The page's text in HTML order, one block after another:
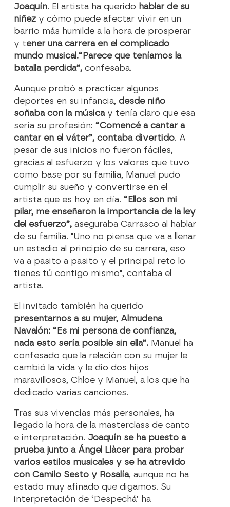
Joaquín. El artista ha querido hablar de su
niñez y cómo puede afectar vivir en un
barrio más humilde a la hora de prosperar
y tener una carrera en el complicado
mundo musical.“Parece que teníamos la
batalla perdida”,confesaba.
Aunque probó a practicar algunos
deportes en su infancia,desde niño
soñaba con la música y tenía claro que esa
sería su profesión:“Comencé a cantar a
cantar en el váter”, contaba divertido. A
pesar de sus inicios no fueron fáciles,
gracias al esfuerzo y los valores que tuvo
como base por su familia, Manuel pudo
cumplir su sueño y convertirse en el
artista que es hoy en día.“Ellos son mi
pilar, me enseñaron la importancia de la ley
del esfuerzo”, aseguraba Carrasco al hablar
de su familia."Uno no piensa que va a llenar
un estadio al principio de su carrera, eso
va a pasito a pasito y el principal reto lo
tienes tú contigo mismo", contaba el
artista.
El invitado también ha querido
presentarnos a su mujer, Almudena
Navalón: “Es mi persona de confianza,
nada esto sería posible sin ella”. Manuel ha
confesado que la relación con su mujer le
cambió la vida y le dio dos hijos
maravillosos, Chloe y Manuel, a los que ha
dedicado varias canciones.
Tras sus vivencias más personales, ha
llegado la hora de la masterclass de canto
e interpretación. Joaquín se ha puesto a
prueba junto a Ángel Llàcer para probar
varios estilos musicales y se ha atrevido
con Camilo Sesto y Rosalía, aunque no ha
estado muy afinado que digamos. Su
interpretación de ‘Despechá’ ha